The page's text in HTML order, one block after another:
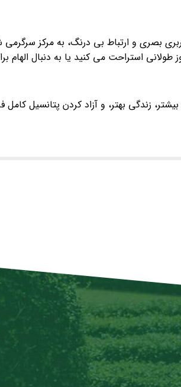
بصری و ارتباط بی درنگ، به مرکز
استراحت می کنید یا به دنبال الهام
زندگی بهتر، و آزاد کردن پتانسیل کامل